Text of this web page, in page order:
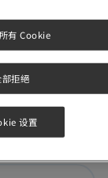
部拒絕
有 Cookie
设置